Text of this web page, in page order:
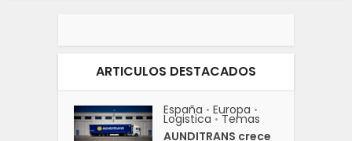
ARTICULOS DESTACADOS
España • Europa •
Logistica • Temas
AUNDITRANS crece